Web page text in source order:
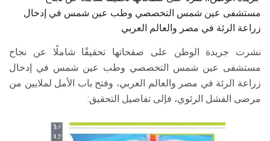
مستشفى عين شمس التخصصي وطب عين شمس في إدخال
زراعة الرئة في مصر والعالم العربي
نشرت جريدة الوطن على صفحاتها تحقيقًا شاملًا عن نجاح
مستشفى عين شمس التخصصي وطب عين شمس في إدخال
زراعة الرئة في مصر والعالم العربي، وفتح باب الأمل لملايين من
مرضى الفشل الرئوي، فإلى تفاصيل التحقيق: